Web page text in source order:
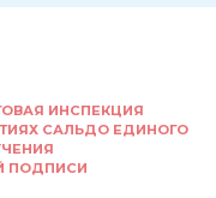
ИНСПЕКЦИЯ
САЛЬДО ЕДИНОГО
ПОДПИСИ